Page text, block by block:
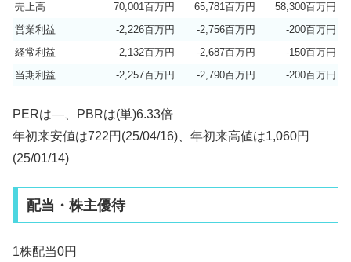
売上高
70,001百万円 65,781百万円
58,300百万円
営業利益
-2,226百万円 -2,756百万円
-200百万円
経常利益
-2,132百万円 -2,687百万円
-150百万円
当期利益
-2,257百万円 -2,790百万円 -200百万円
PERは—、PBRは(単)6.33倍
年初来安値は722円(25/04/16)、年初来高値は1,060円
(25/01/14)
配当・株主優待
1株配当0円